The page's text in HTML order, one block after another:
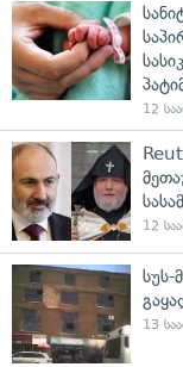
12
12
სუს-
13